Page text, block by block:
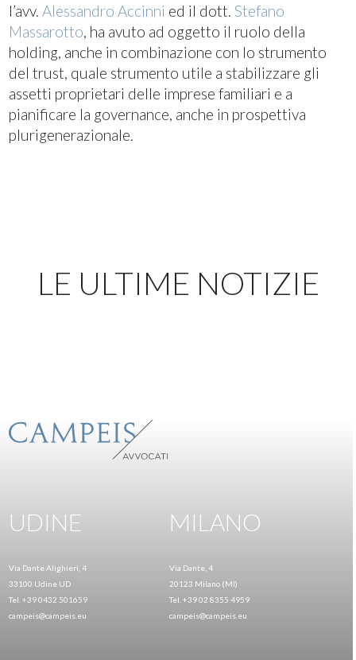
l’avv.Alessandro Accinni ed il dott.Stefano
Massarotto, ha avuto ad oggetto il ruolo della
holding, anche in combinazione con lo strumento
del trust, quale strumento utile a stabilizzare gli
assetti proprietari delle imprese familiari e a
pianificare la governance, anche in prospettiva
plurigenerazionale.
LE ULTIME NOTIZIE
UDINE
Via Dante Alighieri, 4
33100 Udine UD
Tel. +39 0432 501659
campeis@campeis.eu
MILANO
Via Dante, 4
20123 Milano (MI)
Tel. +39 02 8355 4959
campeis@campeis.eu